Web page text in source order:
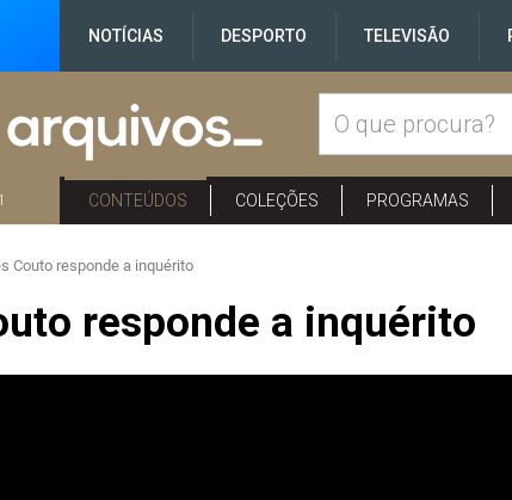
NOTÍCIAS DESPORTO TELEVISÃO
CONTEÚDOS COLEÇÕES PROGRAMAS
Couto responde a inquérito
responde a inquérito